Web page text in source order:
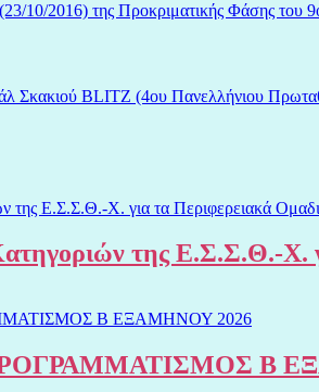
10/2016) της Προκριματικής Φάσης
Σκακιού BLITZ (4ου Πανελλήνιου
της Ε.Σ.Σ.Θ.-Χ.
Β